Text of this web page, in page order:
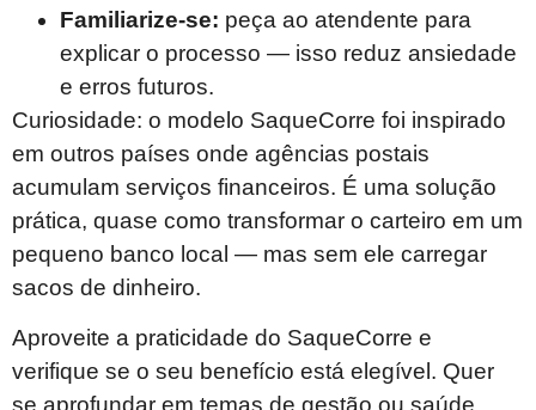
Familiarize-se: peça ao atendente para
explicar o processo — isso reduz ansiedade
e erros futuros.
Curiosidade: o modelo SaqueCorre foi inspirado
em outros países onde agências postais
acumulam serviços financeiros. É uma solução
prática, quase como transformar o carteiro em um
pequeno banco local — mas sem ele carregar
sacos de dinheiro.
Aproveite a praticidade do SaqueCorre e
verifique se o seu benefício está elegível. Quer
se aprofundar em temas de gestão ou saúde